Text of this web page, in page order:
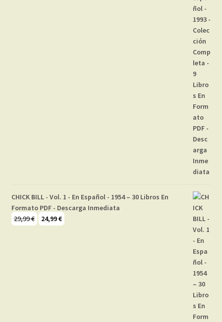
CHICK BILL - Vol. 1 - En Español - 1954 – 30 Libros En
Formato PDF - Descarga Inmediata
29,99€
El24,99€